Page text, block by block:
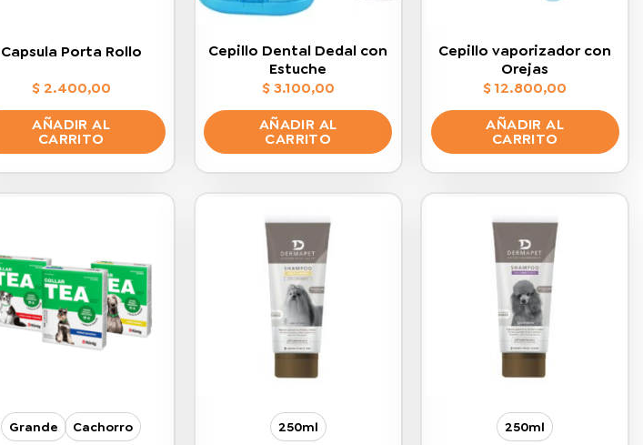
de
página
de
producto
Capsula Porta Rollo
$2.400,00
AÑADIR AL
CARRITO
Cepillo Dental Dedal con
Estuche
$3.100,00
AÑADIR AL
CARRITO
Cepillo vaporizador con
Orejas
$12.800,00
AÑADIR AL
CARRITO
Grande Cachorro 250ml 250ml